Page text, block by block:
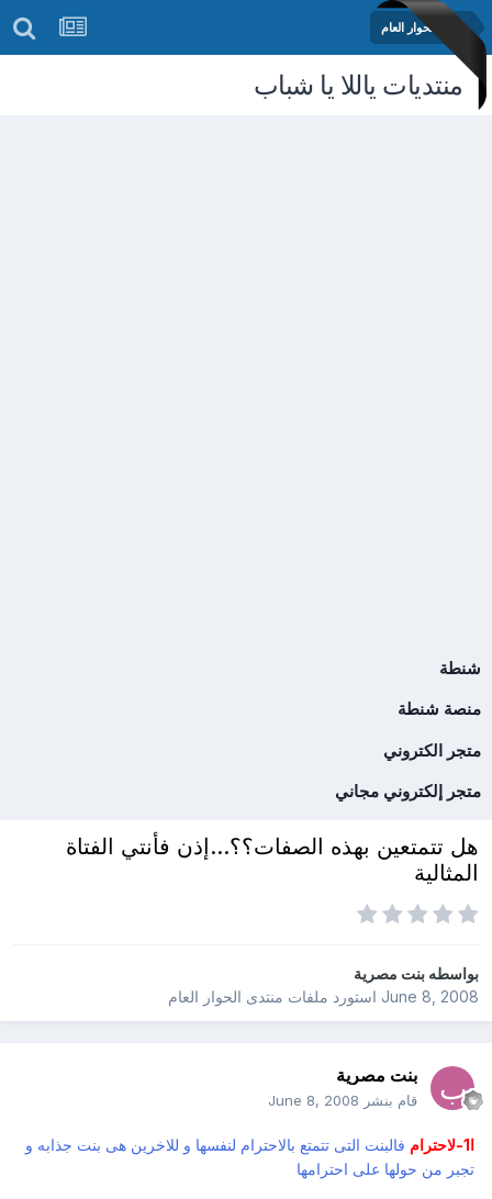
منتدى الحوار العام
منتديات ياللا يا شباب
شنطة
منصة شنطة
متجر الكتروني
متجر إلكتروني مجاني
هل تتمتعين بهذه الصفات؟؟...إذن فأنتي الفتاة
المثالية
بواسطهبنت مصرية
June 8, 2008استورد ملفات منتدى الحوار العام
بنت مصرية
قام بنشر June 8, 2008
فالبنت التى تتمتع بالاحترام لنفسها و للاخرين هى بنت جذابه و
تجبر من حولها على احترامها